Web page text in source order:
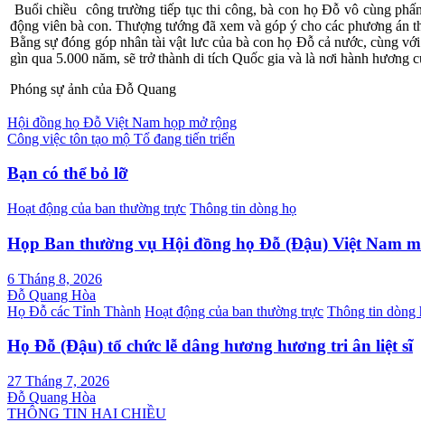
Buổi chiều công trường tiếp tục thi công, bà con họ Đỗ vô cùng
động viên bà con. Thượng tướng đã xem và góp ý cho các phương
Bằng sự đóng góp nhân tài vật lưc của bà con họ Đỗ cả nước, cùng
gìn qua 5.000 năm, sẽ trở thành di tích Quốc gia và là nơi hành
Phóng sự ảnh của Đỗ Quang
Điều
hướng
bài
viết
Hội đồng họ Đỗ Việt Nam họp mở rộng
Công việc tôn tạo mộ Tổ đang tiến triển
Bạn có thể bỏ lỡ
Hoạt động của ban thường trực Thông tin dòng họ
Họp Ban thường vụ Hội đồng họ Đỗ (Đậu) Việt Nam
6 Tháng 8, 2026
Đỗ Quang Hòa
Họ Đỗ các Tỉnh Thành Hoạt động của ban thường trực Thông tin dòng
Họ Đỗ (Đậu) tổ chức lễ dâng hương hương tri ân liệt sĩ
27 Tháng 7, 2026
Đỗ Quang Hòa
THÔNG TIN HAI CHIỀU